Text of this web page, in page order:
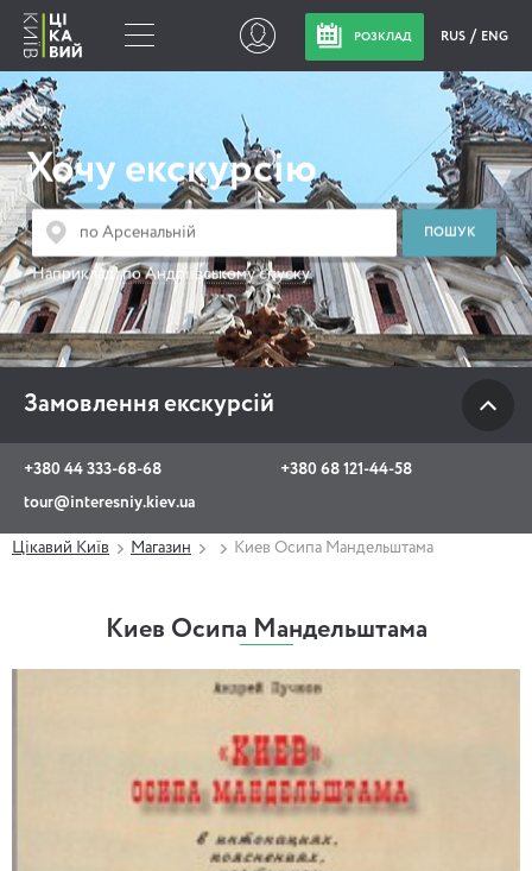
РОЗКЛАД RUS ENG
Хочу екскурсію
Наприклад:по Андріївському спуску
Замовлення екскурсій
+380 44 333-68-68
+380 68 121-44-58
tour@interesniy.kiev.ua
Замовлення
екскурсій
+380 44 333-68-68
+380 68 121-44-58
tour@interesniy.kiev.ua
з 10.00 до 19:30 щоденно
Viber WhatsApp
Цікавий Київ Магазин Киев Осипа Мандельштама
Киев Осипа Мандельштама